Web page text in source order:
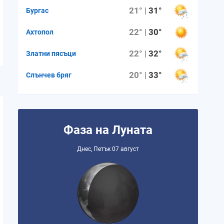
Бургас 21° |31°
Ахтопол 22° |30°
Златни пясъци 22° |32°
Слънчев бряг 20° |33°
Фаза на Луната
Днес, Петък 07 август